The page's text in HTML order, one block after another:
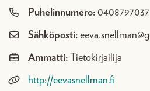
Puhelinnumero: 0408797037
Sähköposti:
Ammatti: Tietokirjailija
http://eevasnellman.fi